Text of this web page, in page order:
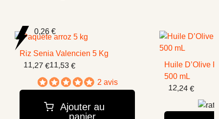
0,26 €
Riz Senia Valencien 5 Kg
11,27 €11,53 €
2 avis
Ajouter au
panier
Huile D’Olive
500 mL
12,24 €